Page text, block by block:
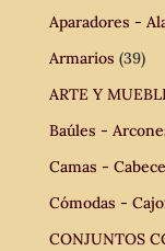
Aparadores -
Armarios (39)
ARTE Y
Baúles -
Camas -
Cómodas -
CONJUNTOS